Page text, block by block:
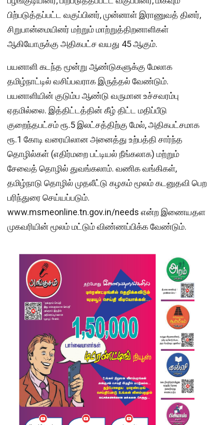
பிற்படுத்தப்பட்ட வகுப்பினர், முன்னாள் இராணுவத் தினர்,
சிறுபான்மையினர் மற்றும் மாற்றுத்திறனாளிகள்
ஆகியோருக்கு அதிகபட்ச வயது 45 ஆகும்.
பயனாளி கடந்த மூன்று ஆண்டுகளுக்கு மேலாக
தமிழ்நாட்டில் வசிப்பவராக இருத்தல் வேண்டும்.
பயனாளியின் குடும்ப ஆண்டு வருமான உச்சவரம்பு
ஏதமில்லை. இத்திட்டத்தின் கீழ் திட்ட மதிப்பீடு
குறைந்தபட்சம் ரூ.5 இலட்சத்திற்கு மேல், அதிகபட்சமாக
ரூ.1 கோடி வரையிலான அனைத்து உற்பத்தி சார்ந்த
தொழில்கள் (எதிர்மறை பட்டியல் நீங்கலாக) மற்றும்
சேவைத் தொழில் துவங்கலாம். வணிக வங்கிகள்,
தமிழ்நாடு தொழில் முதலீட்டு கழகம் மூலம் கடனுதவி பெற
பரிந்துரை செய்யப்படும்.
www.msmeonline.tn.gov.in/needs என்ற இணையதள
முகவரியின் மூலம் மட்டும் விண்ணப்பிக்க வேண்டும்.